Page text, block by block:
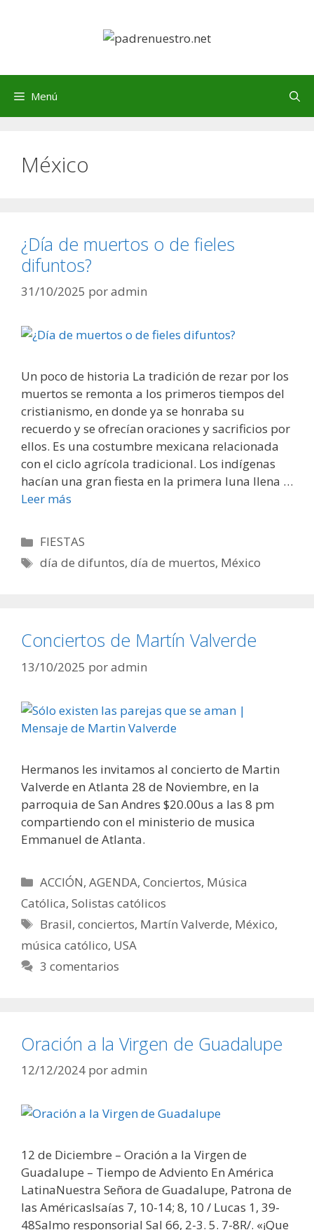
Menú
México
¿Día de muertos o de fieles
difuntos?
31/10/2025 poradmin
Un poco de historia La tradición de rezar por los
muertos se remonta a los primeros tiempos del
cristianismo, en donde ya se honraba su
recuerdo y se ofrecían oraciones y sacrificios por
ellos. Es una costumbre mexicana relacionada
con el ciclo agrícola tradicional. Los indígenas
hacían una gran fiesta en la primera luna llena …
Leer más
Categorías
FIESTAS
Etiquetas
día de difuntos,día de muertos, México
Conciertos de Martín Valverde
13/10/2025 poradmin
Hermanos les invitamos al concierto de Martin
Valverde en Atlanta 28 de Noviembre, en la
parroquia de San Andres $20.00us a las 8 pm
compartiendo con el ministerio de musica
Emmanuel de Atlanta.
Categorías
ACCIÓN,AGENDA,Conciertos, Música
Católica, Solistas católicos
Etiquetas
Brasil,conciertos, Martín Valverde, México,
música católico, USA
3 comentarios
Oración a la Virgen de Guadalupe
12/12/2024 poradmin
12 de Diciembre – Oración a la Virgen de
Guadalupe – Tiempo de Adviento En América
LatinaNuestra Señora de Guadalupe, Patrona de
las AméricasIsaías 7, 10-14; 8, 10 / Lucas 1, 39-
48Salmo responsorial Sal 66, 2-3. 5. 7-8R/. «¡Que